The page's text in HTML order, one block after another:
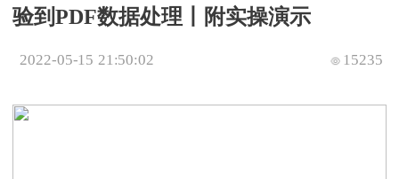
验到PDF数据处理丨附实操演示
2022-05-15 21:50:02 15235